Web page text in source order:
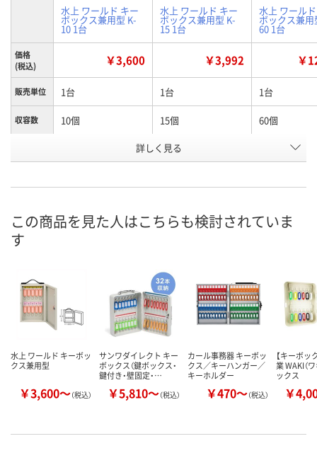
水上 ワールド キー
ボックス兼用型 K-
10 1台
水上 ワールド キー
ボックス兼用型 K-
15 1台
水上 ワール
ボックス兼用
60 1台
価格
(税込)
￥3,600 ￥3,992 ￥
販売単位 1台 1台 1台
収容数 10個 15個 60個
205mm×Ｄ60mm
Ｈ415mm×Ｗ
205mm×Ｄ60mm
Ｈ415mm×
355mm×Ｄ
お申込番
在庫 5点 3点 6点
カゴへ
数量
カゴへ
数量
カ
詳しく見る
この商品を見た人はこちらも検討されていま
す
水上 ワールド キーボッ
クス兼用型
￥3,600～（税込）
サンワダイレクト キー
ボックス（鍵ボックス・
鍵付き・壁固定・…
￥5,810～（税込）
カール事務器 キーボッ
クス／キーハンガー／
キーホルダー
￥470～（税込）
【キーボッ
業 WAKI（
ックス
￥